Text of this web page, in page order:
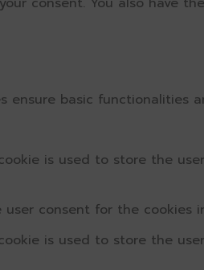
ensure basic functionalities
is used to store the
consent for the cookies
is used to store the